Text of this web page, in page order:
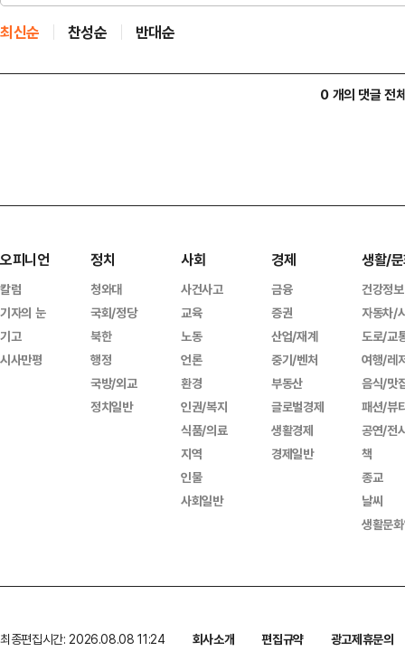
최신순 찬성순 반대순
0 개의 댓글 전
오피니언
칼럼
기자의 눈
기고
시사만평
정치
청와대
국회/정당
북한
행정
국방/외교
정치일반
사회
사건사고
교육
노동
언론
환경
인권/복지
식품/의료
지역
인물
사회일반
경제
금융
증권
산업/재계
중기/벤처
부동산
글로벌경제
생활경제
경제일반
생활/
건강정보
자동차/
도로/교
여행/레
음식/맛
패션/뷰
공연/전
책
종교
날씨
생활문
최종편집시간: 2026.08.08 11:24 회사소개 편집규약
광고제휴문의